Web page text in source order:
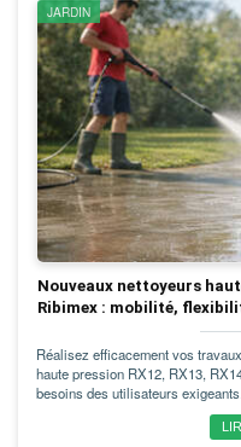
JARDIN
Nouveaux nettoyeurs
Ribimex : mobilité,
Réalisez efficacement vos
haute pression RX12, RX13,
besoins des utilisateurs exigeants.